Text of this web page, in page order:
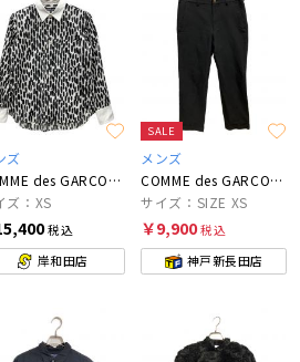
ズ
COMME des GARCONS
ズ：XS
税込
岸和田店
SALE
メンズ
COMME des GARCONS HOMME PLUS
サイズ：SIZE XS
￥9,900税込
神戸新長田店